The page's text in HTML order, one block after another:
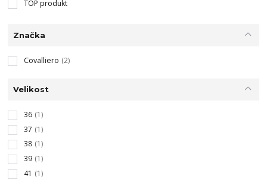
TOP produkt
Značka
Covalliero (2)
Velikost
36 (1)
37 (1)
38 (1)
39 (1)
41 (1)